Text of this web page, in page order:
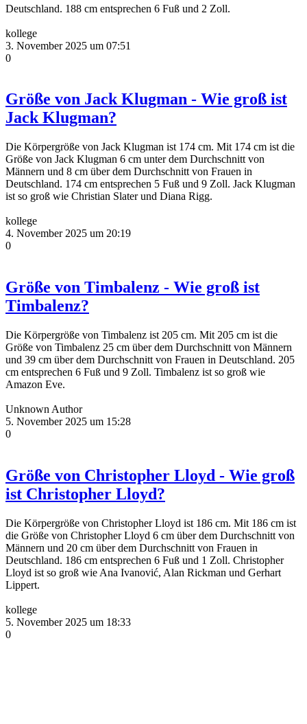
Deutschland. 188 cm entsprechen 6 Fuß und 2 Zoll.
kollege
3. November 2025 um 07:51
0
Größe von Jack Klugman - Wie groß ist
Jack Klugman?
Die Körpergröße von Jack Klugman ist 174 cm. Mit 174 cm ist die
Größe von Jack Klugman 6 cm unter dem Durchschnitt von
Männern und 8 cm über dem Durchschnitt von Frauen in
Deutschland. 174 cm entsprechen 5 Fuß und 9 Zoll. Jack Klugman
ist so groß wie Christian Slater und Diana Rigg.
kollege
4. November 2025 um 20:19
0
Größe von Timbalenz - Wie groß ist
Timbalenz?
Die Körpergröße von Timbalenz ist 205 cm. Mit 205 cm ist die
Größe von Timbalenz 25 cm über dem Durchschnitt von Männern
und 39 cm über dem Durchschnitt von Frauen in Deutschland. 205
cm entsprechen 6 Fuß und 9 Zoll. Timbalenz ist so groß wie
Amazon Eve.
Unknown Author
5. November 2025 um 15:28
0
Größe von Christopher Lloyd - Wie groß
ist Christopher Lloyd?
Die Körpergröße von Christopher Lloyd ist 186 cm. Mit 186 cm ist
die Größe von Christopher Lloyd 6 cm über dem Durchschnitt von
Männern und 20 cm über dem Durchschnitt von Frauen in
Deutschland. 186 cm entsprechen 6 Fuß und 1 Zoll. Christopher
Lloyd ist so groß wie Ana Ivanović, Alan Rickman und Gerhart
Lippert.
kollege
5. November 2025 um 18:33
0